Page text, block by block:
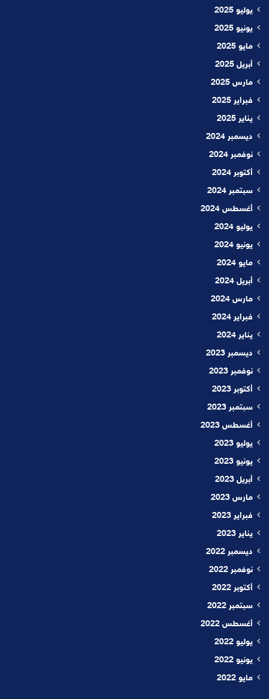
يوليو 2025
يونيو 2025
مايو 2025
أبريل 2025
مارس 2025
فبراير 2025
يناير 2025
ديسمبر 2024
نوفمبر 2024
أكتوبر 2024
سبتمبر 2024
أغسطس 2024
يوليو 2024
يونيو 2024
مايو 2024
أبريل 2024
مارس 2024
فبراير 2024
يناير 2024
ديسمبر 2023
نوفمبر 2023
أكتوبر 2023
سبتمبر 2023
أغسطس 2023
يوليو 2023
يونيو 2023
أبريل 2023
مارس 2023
فبراير 2023
يناير 2023
ديسمبر 2022
نوفمبر 2022
أكتوبر 2022
سبتمبر 2022
أغسطس 2022
يوليو 2022
يونيو 2022
مايو 2022